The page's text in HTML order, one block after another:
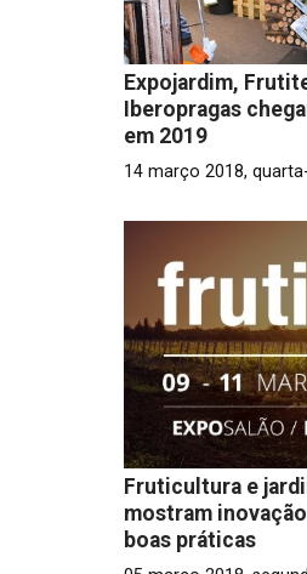
Expojardim,
Iberopragas
em 2019
14 março 2018,
Fruticultura e
mostram
boas práticas